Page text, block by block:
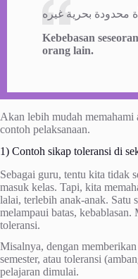
محدودة بحرية غيره
Kebebasan
orang lain.
Akan lebih mudah memahami
contoh pelaksanaan.
1) Contoh sikap toleransi di
Sebagai guru, tentu kita tidak
masuk kelas. Tapi, kita
lalai, terlebih anak-anak. Satu
melampaui batas,
toleransi.
Misalnya, dengan
semester, atau toleransi
pelajaran dimulai.